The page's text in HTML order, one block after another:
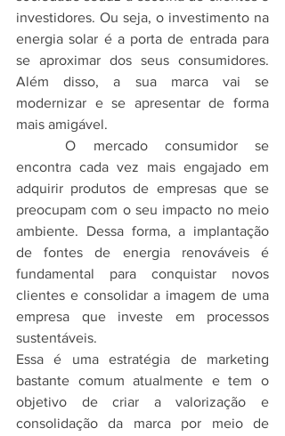
investidores. Ou seja, o investimento na
energia solar é a porta de entrada para
se aproximar dos seus consumidores.
Além disso, a sua marca vai se
modernizar e se apresentar de forma
mais amigável.
	O mercado consumidor se
encontra cada vez mais engajado em
adquirir produtos de empresas que se
preocupam com o seu impacto no meio
ambiente. Dessa forma, a implantação
de fontes de energia renováveis é
fundamental para conquistar novos
clientes e consolidar a imagem de uma
empresa que investe em processos
sustentáveis.
Essa é uma estratégia de marketing
bastante comum atualmente e tem o
objetivo de criar a valorização e
consolidação da marca por meio de